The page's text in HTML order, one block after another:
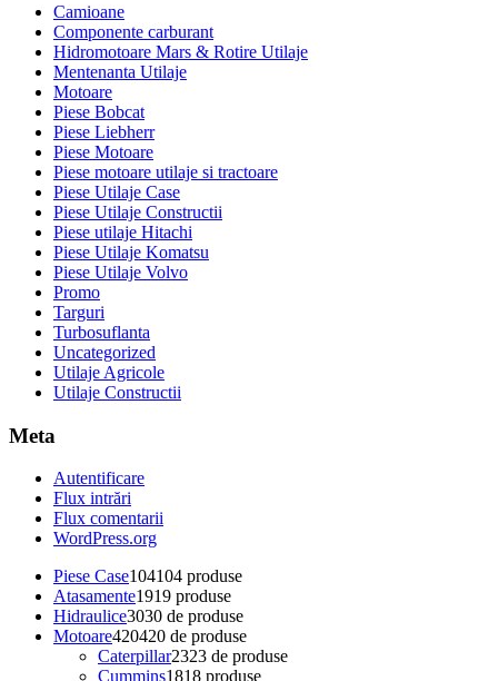
Camioane
Componente carburant
Hidromotoare Mars & Rotire Utilaje
Mentenanta Utilaje
Motoare
Piese Bobcat
Piese Liebherr
Piese Motoare
Piese motoare utilaje si tractoare
Piese Utilaje Case
Piese Utilaje Constructii
Piese utilaje Hitachi
Piese Utilaje Komatsu
Piese Utilaje Volvo
Promo
Targuri
Turbosuflanta
Uncategorized
Utilaje Agricole
Utilaje Constructii
Meta
Autentificare
Flux intrări
Flux comentarii
WordPress.org
Piese Case104104 produse
Atasamente1919 produse
Hidraulice3030 de produse
Motoare420420 de produse
Caterpillar2323 de produse
Cummins1818 produse